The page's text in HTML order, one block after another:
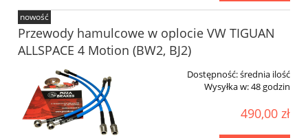
Przewody hamulcowe w oplocie VW TIGUAN
ALLSPACE 4 Motion (BW2, BJ2)
Dostępność:średnia ilość
Wysyłka w:48 godzin
490,00 zł
nowość